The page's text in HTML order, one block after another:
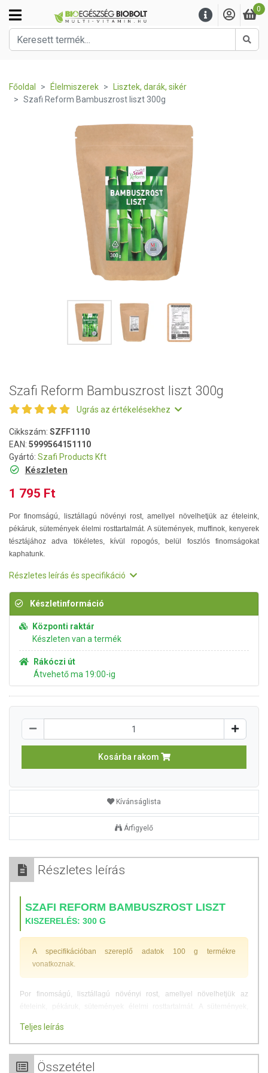
0
Főoldal Élelmiszerek
Lisztek, darák, sikér
Szafi Reform Bambuszrost liszt 300g
Szafi Reform Bambuszrost liszt 300g
Ugrás az értékelésekhez
Cikkszám: SZFF1110
EAN: 5999564151110
Gyártó: Szafi Products Kft
Készleten
1 795 Ft
Por finomságú, lisztállagú növényi rost, amellyel növelhetjük az ételeink,
pékáruk, sütemények élelmi rosttartalmát. A sütemények, muffinok, kenyerek
tésztájához adva tökéletes, kívül ropogós, belül foszlós finomságokat
kaphatunk.
Részletes leírás és specifikáció
Készletinformáció
Központi raktár
Készleten van a termék
Rákóczi út
Átvehető ma 19:00-ig
Kosárba rakom
Kívánságlista
Árfigyelő
Részletes leírás
SZAFI REFORM BAMBUSZROST LISZT
KISZERELÉS: 300 G
A specifikációban szereplő adatok 100 g termékre
vonatkoznak.
Por finomságú, lisztállagú növényi rost, amellyel növelhetjük az
foszlós finomságokat kaphatunk.
ÖSSZETEVŐK
Teljes leírás
Összetétel